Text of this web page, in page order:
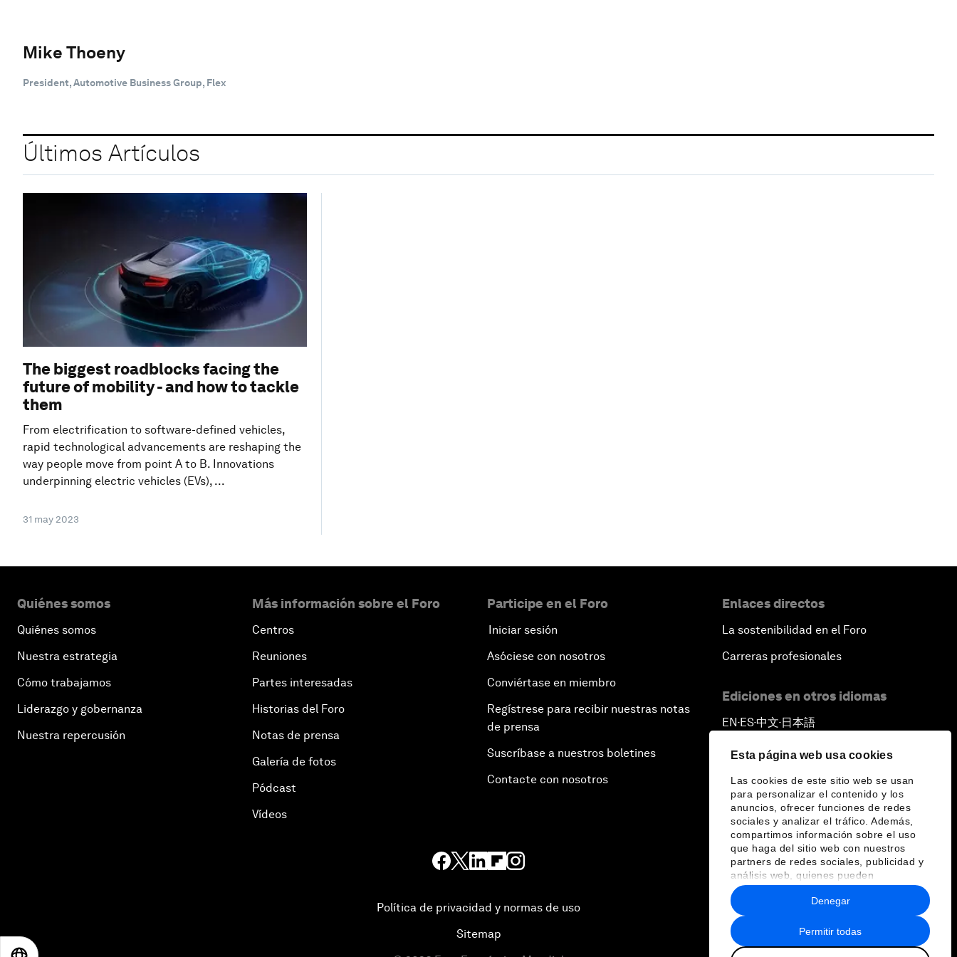
Esta página web usa cookies
Las cookies de este sitio web se usan
para personalizar el contenido y los
anuncios, ofrecer funciones de redes
sociales y analizar el tráfico. Además,
compartimos información sobre el uso
que haga del sitio web con nuestros
partners de redes sociales, publicidad y
análisis web, quienes pueden
combinarla con otra información que les
haya proporcionado o que hayan
recopilado a partir del uso que haya
hecho de sus servicios.
Permitir todas
Denegar
Mike Thoeny
President, Automotive Business Group, Flex
Últimos Artículos
The biggest roadblocks facing the
future of mobility - and how to tackle
them
From electrification to software-defined vehicles,
rapid technological advancements are reshaping the
way people move from point A to B. Innovations
underpinning electric vehicles (EVs), ...
31 may 2023
Quiénes somos
Quiénes somos
Nuestra estrategia
Cómo trabajamos
Liderazgo y gobernanza
Nuestra repercusión
Más información sobre el Foro
Centros
Reuniones
Partes interesadas
Historias del Foro
Notas de prensa
Galería de fotos
Pódcast
Vídeos
Participe en el Foro
Iniciar sesión
Asóciese con nosotros
Conviértase en miembro
Regístrese para recibir nuestras notas
de prensa
Suscríbase a nuestros boletines
Contacte con nosotros
Enlaces directos
La sostenibilidad en el Foro
Carreras profesionales
Ediciones en otros idiomas
EN ▪ES▪中文▪ 日本語
Política de privacidad y normas de uso
Sitemap